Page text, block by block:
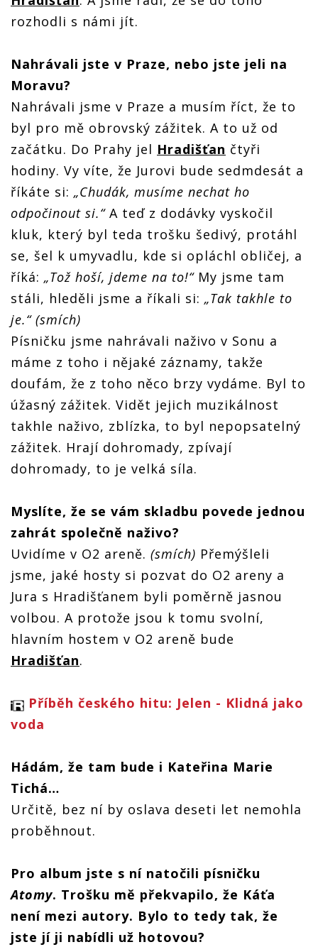
rozhodli s námi jít.
Nahrávali jste v Praze, nebo jste jeli na
Moravu?
Nahrávali jsme v Praze a musím říct, že to
byl pro mě obrovský zážitek. A to už od
začátku. Do Prahy jel Hradišťan čtyři
hodiny. Vy víte, že Jurovi bude sedmdesát a
říkáte si: „Chudák, musíme nechat ho
odpočinout si.“A teď z dodávky vyskočil
kluk, který byl teda trošku šedivý, protáhl
se, šel k umyvadlu, kde si opláchl obličej, a
říká: „Tož hoší, jdeme na to!“My jsme tam
stáli, hleděli jsme a říkali si: „Tak takhle to
je.“ (smích)
Písničku jsme nahrávali naživo v Sonu a
máme z toho i nějaké záznamy, takže
doufám, že z toho něco brzy vydáme. Byl to
úžasný zážitek. Vidět jejich muzikálnost
takhle naživo, zblízka, to byl nepopsatelný
zážitek. Hrají dohromady, zpívají
dohromady, to je velká síla.
Myslíte, že se vám skladbu povede jednou
zahrát společně naživo?
Uvidíme v O2 areně. (smích) Přemýšleli
jsme, jaké hosty si pozvat do O2 areny a
Jura s Hradišťanem byli poměrně jasnou
volbou. A protože jsou k tomu svolní,
hlavním hostem v O2 areně bude
Hradišťan.
Příběh českého hitu: Jelen - Klidná jako
voda
Hádám, že tam bude i Kateřina Marie
Tichá…
Určitě, bez ní by oslava deseti let nemohla
proběhnout.
Pro album jste s ní natočili písničku
Atomy. Trošku mě překvapilo, že Káťa
není mezi autory. Bylo to tedy tak, že
jste jí ji nabídli už hotovou?